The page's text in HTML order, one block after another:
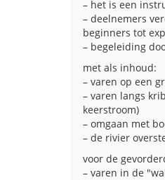
– het is een
– deelnemers
beginners tot
– begeleiding
met als inhoud:
– varen op een
– varen langs
keerstroom)
– omgaan met
– de rivier
voor de
– varen in de